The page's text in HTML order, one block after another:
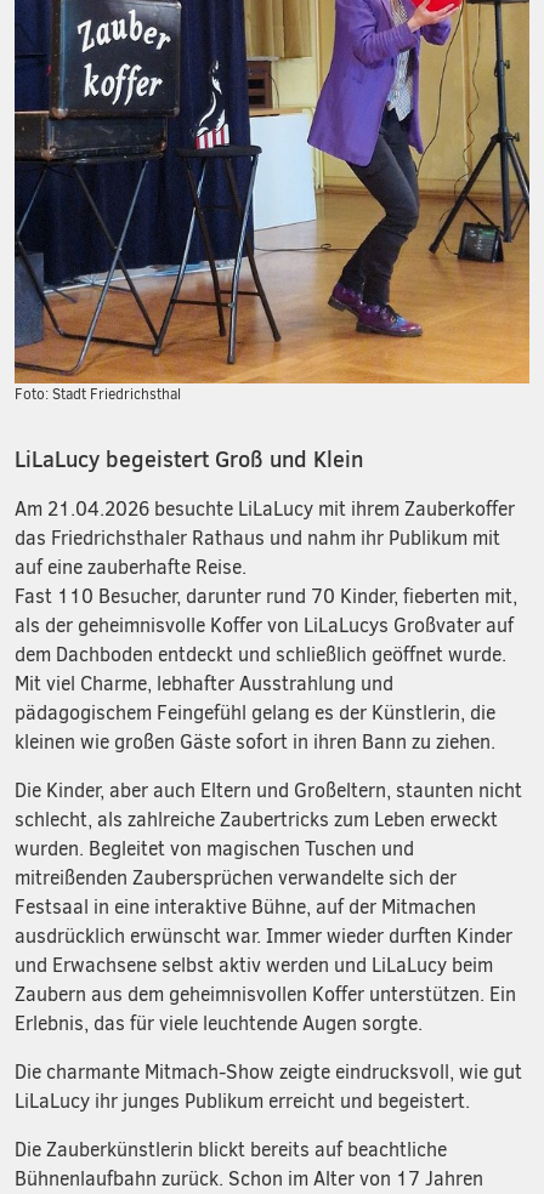
LiLaLucy begeistert Groß und Klein
Am 21.04.2026 besuchte LiLaLucy mit ihrem Zauberkoffer
das Friedrichsthaler Rathaus und nahm ihr Publikum mit
auf eine zauberhafte Reise.
Fast 110 Besucher, darunter rund 70 Kinder, fieberten mit,
als der geheimnisvolle Koffer von LiLaLucys Großvater auf
dem Dachboden entdeckt und schließlich geöffnet wurde.
Mit viel Charme, lebhafter Ausstrahlung und
pädagogischem Feingefühl gelang es der Künstlerin, die
kleinen wie großen Gäste sofort in ihren Bann zu ziehen.
Die Kinder, aber auch Eltern und Großeltern, staunten nicht
schlecht, als zahlreiche Zaubertricks zum Leben erweckt
wurden. Begleitet von magischen Tuschen und
mitreißenden Zaubersprüchen verwandelte sich der
Festsaal in eine interaktive Bühne, auf der Mitmachen
ausdrücklich erwünscht war. Immer wieder durften Kinder
und Erwachsene selbst aktiv werden und LiLaLucy beim
Zaubern aus dem geheimnisvollen Koffer unterstützen. Ein
Erlebnis, das für viele leuchtende Augen sorgte.
Die charmante Mitmach-Show zeigte eindrucksvoll, wie gut
LiLaLucy ihr junges Publikum erreicht und begeistert.
Die Zauberkünstlerin blickt bereits auf beachtliche
Bühnenlaufbahn zurück. Schon im Alter von 17 Jahren
Foto: Stadt Friedrichsthal